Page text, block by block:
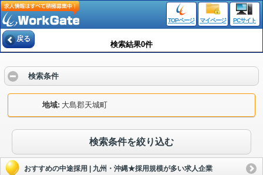
TOPページ マイページ PCサイト
戻る
検索結果0件
検索条件
地域 大島郡天城町
検索条件を絞り込む
おすすめの中途採用 | 九州・沖縄★採用規模が多い求人企業